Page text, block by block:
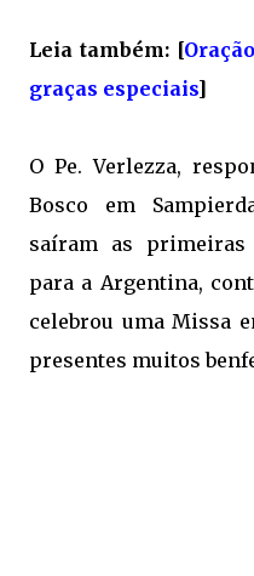
Leia também: [
graças especiais]
O Pe. Verlezza,
Bosco em
saíram as primeiras
para a Argentina,
celebrou uma Missa
presentes muitos